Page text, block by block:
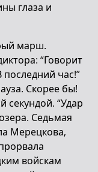
глаза и
марш.
“Говорит
час!”
Скорее бы!
секундой. “Удар
Седьмая
Мерецкова,
войскам